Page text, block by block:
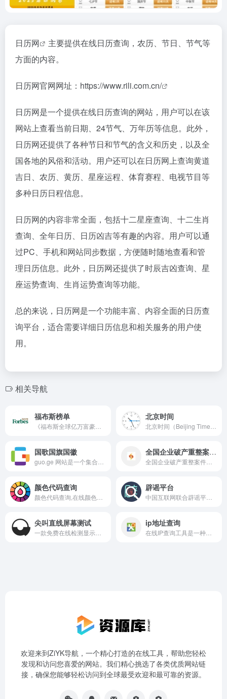
日历网
主要提供在线日历查询，农历、节日、节气等
方面的内容。
日历网官网网址： https://www.rili.com.cn/
日历网是一个提供在线日历查询的网站，用户可以在该
网站上查看当前日期、24节气、万年历等信息。此外，
日历网还提供了各种节日和节气的含义和历史，以及全
国各地的风俗和活动。用户还可以在日历网上查询黄道
吉日、农历、黄历、星座运程、体育赛程、电视节目等
多种日历日程信息。
日历网的内容非常全面，包括十二星座查询、十二生肖
查询、全年日历、日历凶吉等有趣的内容。用户可以通
过PC、手机和网站同步数据，方便随时随地查看和管
理日历信息。此外，日历网还提供了时辰吉凶查询、星
座运势查询、生肖运势查询等功能。
总的来说，日历网是一个功能丰富、内容全面的日历查
询平台，适合需要详细日历信息和相关服务的用户使
用。
相关导航
福布斯榜单 北京时间
国歌国旗国徽 全国企业破产重整案件信息网
颜色代码查询 辟谣平台
尖叫直线屏幕测试 ip地址查询
欢迎来到ZiYK导航，一个精心打造的在线工具，帮助您轻松
发现和访问您喜爱的网站。我们精心挑选了各类优质网站链
接，确保您能够轻松访问到全球最受欢迎和最可靠的资源。